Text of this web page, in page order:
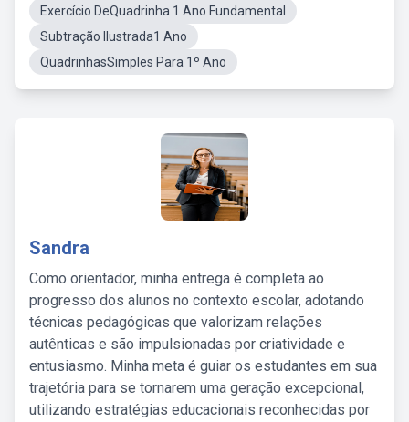
Exercício DeQuadrinha 1 Ano Fundamental
Subtração Ilustrada1 Ano
QuadrinhasSimples Para 1º Ano
Sandra
Como orientador, minha entrega é completa ao
progresso dos alunos no contexto escolar, adotando
técnicas pedagógicas que valorizam relações
autênticas e são impulsionadas por criatividade e
entusiasmo. Minha meta é guiar os estudantes em sua
trajetória para se tornarem uma geração excepcional,
utilizando estratégias educacionais reconhecidas por